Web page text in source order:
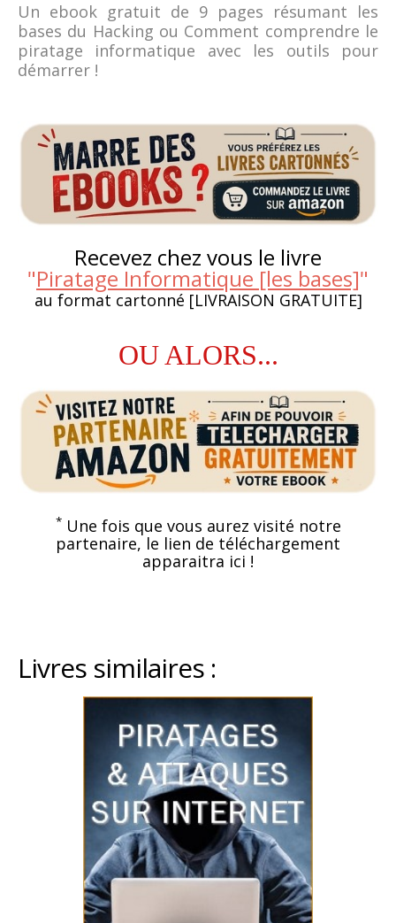
Un ebook gratuit de 9 pages résumant les
bases du Hacking ou Comment comprendre le
piratage informatique avec les outils pour
démarrer !
Recevez chez vous le livre
"Piratage Informatique [les bases]"
au format cartonné [LIVRAISON GRATUITE]
OU ALORS...
*Une fois que vous aurez visité notre
partenaire, le lien de téléchargement
apparaitra ici !
Livres similaires :